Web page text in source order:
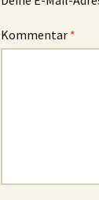
Kommentar *